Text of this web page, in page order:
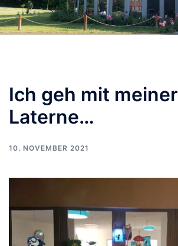
Ich geh mit meiner
Laterne…
10. NOVEMBER 2021